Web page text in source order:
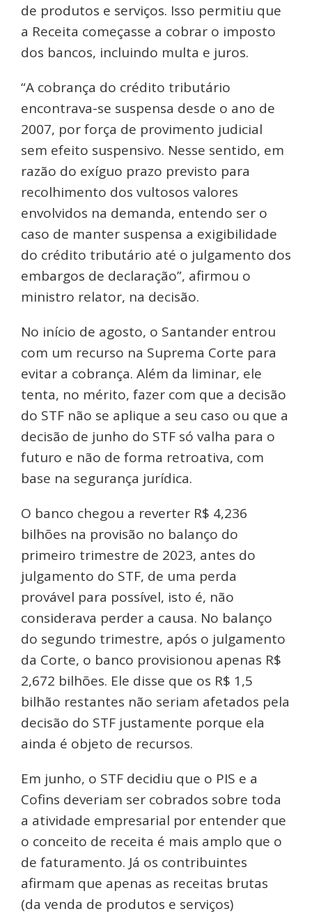
de produtos e serviços. Isso permitiu que
a Receita começasse a cobrar o imposto
dos bancos, incluindo multa e juros.
“A cobrança do crédito tributário
encontrava-se suspensa desde o ano de
2007, por força de provimento judicial
sem efeito suspensivo. Nesse sentido, em
razão do exíguo prazo previsto para
recolhimento dos vultosos valores
envolvidos na demanda, entendo ser o
caso de manter suspensa a exigibilidade
do crédito tributário até o julgamento dos
embargos de declaração”, afirmou o
ministro relator, na decisão.
No início de agosto, o Santander entrou
com um recurso na Suprema Corte para
evitar a cobrança. Além da liminar, ele
tenta, no mérito, fazer com que a decisão
do STF não se aplique a seu caso ou que a
decisão de junho do STF só valha para o
futuro e não de forma retroativa, com
base na segurança jurídica.
O banco chegou a reverter R$ 4,236
bilhões na provisão no balanço do
primeiro trimestre de 2023, antes do
julgamento do STF, de uma perda
provável para possível, isto é, não
considerava perder a causa. No balanço
do segundo trimestre, após o julgamento
da Corte, o banco provisionou apenas R$
2,672 bilhões. Ele disse que os R$ 1,5
bilhão restantes não seriam afetados pela
decisão do STF justamente porque ela
ainda é objeto de recursos.
Em junho, o STF decidiu que o PIS e a
Cofins deveriam ser cobrados sobre toda
a atividade empresarial por entender que
o conceito de receita é mais amplo que o
de faturamento. Já os contribuintes
afirmam que apenas as receitas brutas
(da venda de produtos e serviços)